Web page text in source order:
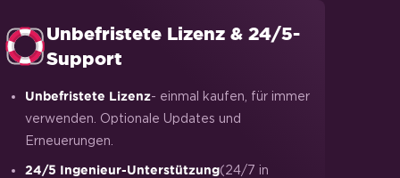
Unbefristete Lizenz & 24/5-
Support
Unbefristete Lizenz- einmal kaufen, für immer
verwenden. Optionale Updates und
Erneuerungen.
24/5 Ingenieur-Unterstützung(24/7 in